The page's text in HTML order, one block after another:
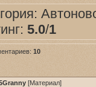
5.0/1
10
[Материал]